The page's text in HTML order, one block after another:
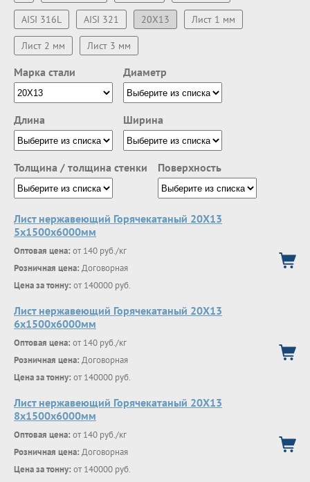
AISI 316L AISI 321 20Х13 Лист 1 мм
Лист 2 мм Лист 3 мм
Марка стали Диаметр
Длина Ширина
Толщина / толщина стенки Поверхность
Лист нержавеющий Горячекатаный 20Х13
5x1500x6000мм
Оптовая цена: от 140 руб./кг
Розничная цена: Договорная
Цена за тонну: от 140000 руб.
Лист нержавеющий Горячекатаный 20Х13
6x1500x6000мм
Оптовая цена: от 140 руб./кг
Розничная цена: Договорная
Цена за тонну: от 140000 руб.
Лист нержавеющий Горячекатаный 20Х13
8x1500x6000мм
Оптовая цена: от 140 руб./кг
Розничная цена: Договорная
Цена за тонну: от 140000 руб.